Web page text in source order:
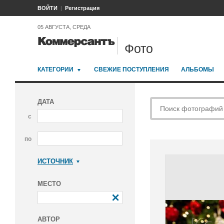
ВОЙТИ Регистрация
05 АВГУСТА, СРЕДА
Фото
КАТЕГОРИИ СВЕЖИЕ ПОСТУПЛЕНИЯ АЛЬБОМЫ
ДАТА
с
по
ИСТОЧНИК
МЕСТО
АВТОР